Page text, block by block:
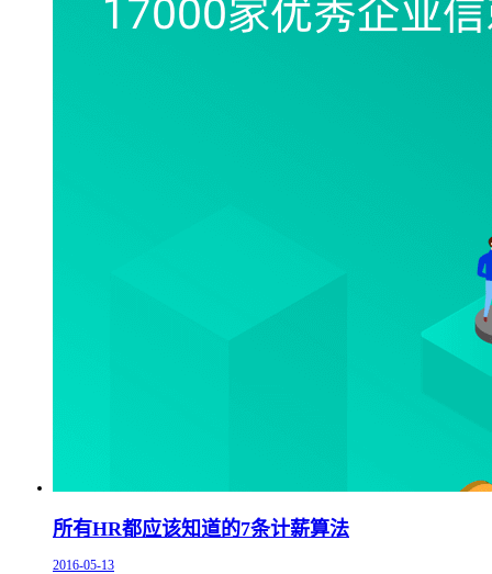
所有HR都应该知道的7条计薪算法
2016-05-13